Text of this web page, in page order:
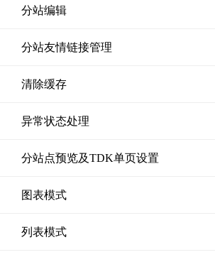
分站编辑
分站友情链接管理
清除缓存
异常状态处理
分站点预览及TDK单页设置
图表模式
列表模式